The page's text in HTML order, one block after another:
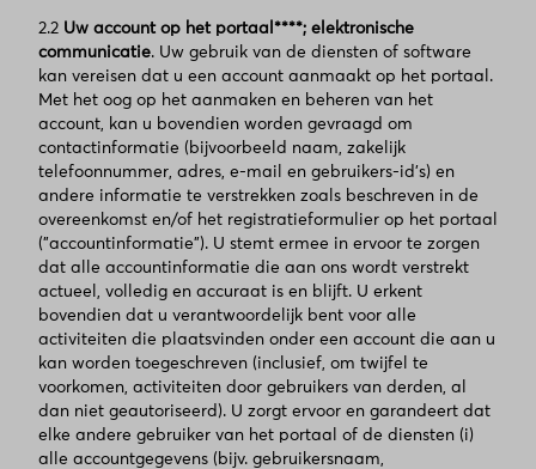
2.2 Uw account op het portaal****; elektronische
communicatie. Uw gebruik van de diensten of software
kan vereisen dat u een account aanmaakt op het portaal.
Met het oog op het aanmaken en beheren van het
account, kan u bovendien worden gevraagd om
contactinformatie (bijvoorbeeld naam, zakelijk
telefoonnummer, adres, e-mail en gebruikers-id's) en
andere informatie te verstrekken zoals beschreven in de
overeenkomst en/of het registratieformulier op het portaal
("accountinformatie"). U stemt ermee in ervoor te zorgen
dat alle accountinformatie die aan ons wordt verstrekt
actueel, volledig en accuraat is en blijft. U erkent
bovendien dat u verantwoordelijk bent voor alle
activiteiten die plaatsvinden onder een account die aan u
kan worden toegeschreven (inclusief, om twijfel te
voorkomen, activiteiten door gebruikers van derden, al
dan niet geautoriseerd). U zorgt ervoor en garandeert dat
elke andere gebruiker van het portaal of de diensten (i)
alle accountgegevens (bijv. gebruikersnaam,